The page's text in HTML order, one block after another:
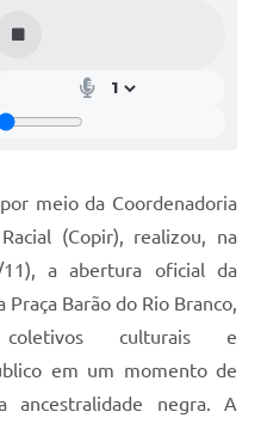
meio da Coordenadoria
(Copir), realizou, na
a abertura oficial da
Barão do Rio Branco,
coletivos culturais e
em um momento de
ancestralidade negra. A